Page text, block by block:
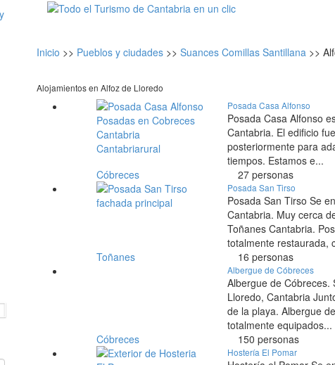
Inicio >> Pueblos y ciudades >> Suances Comillas Santillana >>
Alojamientos en Alfoz de Lloredo
Posada Casa Alfonso
Posada Casa Alfonso
Cantabria. El edificio
posteriormente para
tiempos. Estamos e...
Cóbreces 27 personas
Posada San Tirso
Posada San Tirso Se
Cantabria. Muy cerca
Toñanes Cantabria.
totalmente restaurada,
Toñanes 16 personas
Albergue de Cóbreces
Albergue de Cóbreces.
Lloredo, Cantabria
de la playa. Albergue
totalmente equipados...
Cóbreces 150 personas
Hostería El Pomar